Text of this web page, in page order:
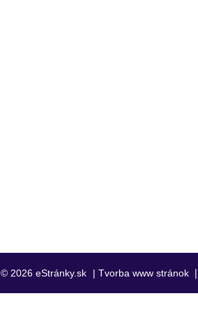
© 2026 eStránky.sk | Tvorba www stránok❘